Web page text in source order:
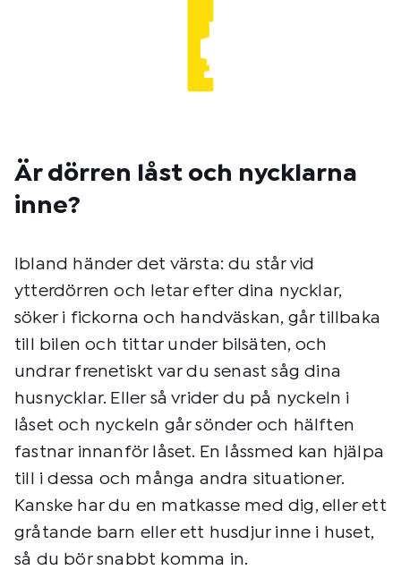
Är dörren låst och nycklarna
inne?
Ibland händer det värsta: du står vid
ytterdörren och letar efter dina nycklar,
söker i fickorna och handväskan, går tillbaka
till bilen och tittar under bilsäten, och
undrar frenetiskt var du senast såg dina
husnycklar. Eller så vrider du på nyckeln i
låset och nyckeln går sönder och hälften
fastnar innanför låset. En låssmed kan hjälpa
till i dessa och många andra situationer.
Kanske har du en matkasse med dig, eller ett
gråtande barn eller ett husdjur inne i huset,
så du bör snabbt komma in.